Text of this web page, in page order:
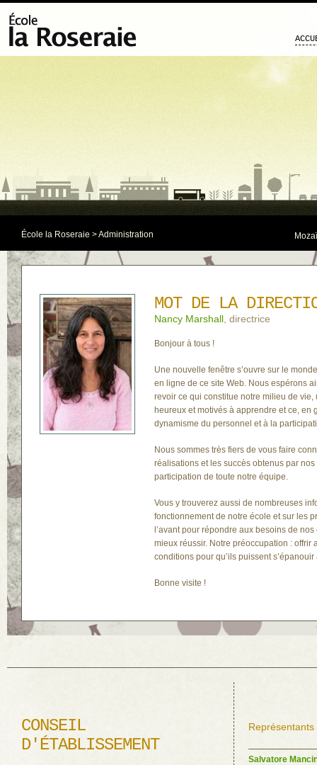
École la Roseraie > Administration
MOT DE LA
Nancy Marshall , directrice
Bonjour à tous !
Une nouvelle fenêtre s’ouvre sur le
en ligne de ce site Web. Nous espérons
revoir ce qui constitue notre milieu de
heureux et motivés à apprendre et ce, en
dynamisme du personnel et à la
Nous sommes très fiers de vous faire
réalisations et les succès obtenus par
participation de toute notre équipe.
Vous y trouverez aussi de nombreuses
fonctionnement de notre école et sur les
l’avant pour répondre aux besoins de
mieux réussir. Notre préoccupation : offrir
conditions pour qu’ils puissent s’épanouir
Bonne visite !
CONSEIL
D'ÉTABLISSEMENT
Salvatore